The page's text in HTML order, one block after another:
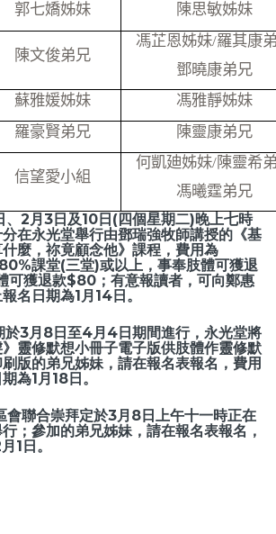
郭七嬌姊妹 陳思敏姊妹
陳文俊弟兄
馮芷恩姊妹/羅其康
鄧曉康弟兄
蘇雅媛姊妹
馮雅靜姊妹
羅豪賢弟兄 陳靈康弟兄
信望愛小組
何凱廸姊妹/陳靈希
馮曦霆弟兄
2月3日及10日(四個星期二)晚上七時
在永光堂舉行由鄧瑞強牧師講授的《基
麼，祢竟顧念他》課程，費用為
課堂(三堂)或以上，事奉肢體可獲退
可獲退款$80；有意報讀者，可向鄭惠
名日期為1月14日。
於3月8日至4月4日期間進行，永光堂將
靈修默想小冊子電子版供肢體作靈修默
版的弟兄姊妹，請在報名表報名，費用
為1月18日。
會聯合崇拜定於3月8日上午十一時正在
；參加的弟兄姊妹，請在報名表報名，
1日。